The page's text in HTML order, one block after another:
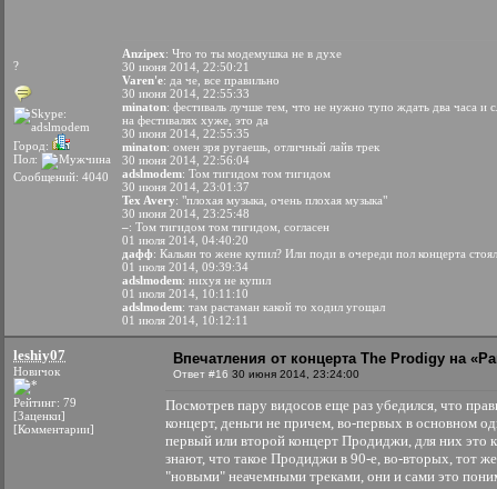
?
Город:
Пол:
Сообщений: 4040
Anzipex: Что то ты модемушка не в духе
30 июня 2014, 22:50:21
Varen'e: да че, все правильно
30 июня 2014, 22:55:33
minaton: фестиваль лучше тем, что не нужно тупо ждать два часа и
на фестивалях хуже, это да
30 июня 2014, 22:55:35
minaton: омен зря ругаешь, отличный лайв трек
30 июня 2014, 22:56:04
adslmodem: Том тигидом том тигидом
30 июня 2014, 23:01:37
Tex Avery: "плохая музыка, очень плохая музыка"
30 июня 2014, 23:25:48
–: Том тигидом том тигидом, согласен
01 июля 2014, 04:40:20
дафф: Кальян то жене купил? Или поди в очереди пол концерта
01 июля 2014, 09:39:34
adslmodem: нихуя не купил
01 июля 2014, 10:11:10
adslmodem: там растаман какой то ходил угощал
01 июля 2014, 10:12:11
leshiy07
Новичок
Рейтинг: 79
[Заценки]
[Комментарии]
Впечатления от концерта The Prodigy на
Ответ #16 30 июня 2014, 23:24:00
Посмотрев пару видосов еще раз убедился, что
концерт, деньги не причем, во-первых в основном
первый или второй концерт Продиджи, для них это
знают, что такое Продиджи в 90-е, во-вторых, тот
"новыми" неачемными треками, они и сами это